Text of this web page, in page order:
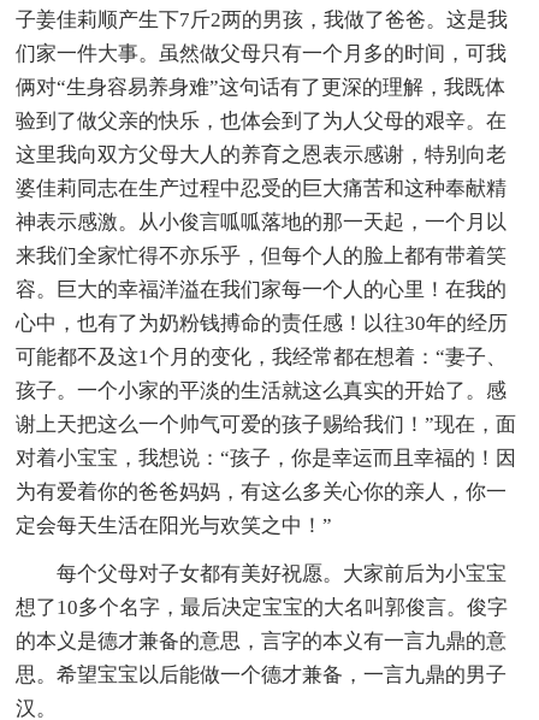
子姜佳莉顺产生下7斤2两的男孩，我做了爸爸。这是我
们家一件大事。虽然做父母只有一个月多的时间，可我
俩对“生身容易养身难”这句话有了更深的理解，我既体
验到了做父亲的快乐，也体会到了为人父母的艰辛。在
这里我向双方父母大人的养育之恩表示感谢，特别向老
婆佳莉同志在生产过程中忍受的巨大痛苦和这种奉献精
神表示感激。从小俊言呱呱落地的那一天起，一个月以
来我们全家忙得不亦乐乎，但每个人的脸上都有带着笑
容。巨大的幸福洋溢在我们家每一个人的心里！在我的
心中，也有了为奶粉钱搏命的责任感！以往30年的经历
可能都不及这1个月的变化，我经常都在想着：“妻子、
孩子。一个小家的平淡的生活就这么真实的开始了。感
谢上天把这么一个帅气可爱的孩子赐给我们！”现在，面
对着小宝宝，我想说：“孩子，你是幸运而且幸福的！因
为有爱着你的爸爸妈妈，有这么多关心你的亲人，你一
定会每天生活在阳光与欢笑之中！”
每个父母对子女都有美好祝愿。大家前后为小宝宝
想了10多个名字，最后决定宝宝的大名叫郭俊言。俊字
的本义是德才兼备的意思，言字的本义有一言九鼎的意
思。希望宝宝以后能做一个德才兼备，一言九鼎的男子
汉。